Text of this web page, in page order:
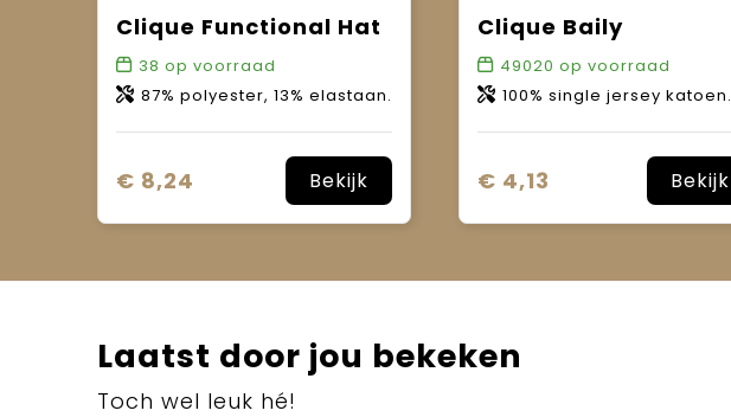
Clique Functional Hat
38 op voorraad
87% polyester, 13% elastaan.
€ 8,24 Bekijk
Clique Baily
49020 op voorraad
100% single jersey katoen. Voering: 100% polyester fleece.
€ 4,13 Bekijk
Laatst door jou bekeken
Toch wel leuk hé!